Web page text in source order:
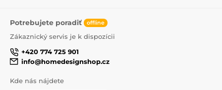
Potrebujete poradiť offline
Zákaznický servis je k dispozícii
+420 774 725 901
info@homedesignshop.cz
Kde nás nájdete